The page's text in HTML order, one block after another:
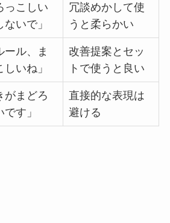
っこしい
いで」
冗談めかして使
うと柔らかい
ール、ま
いね」
改善提案とセッ
トで使うと良い
がまどろ
す」
直接的な表現は
避ける